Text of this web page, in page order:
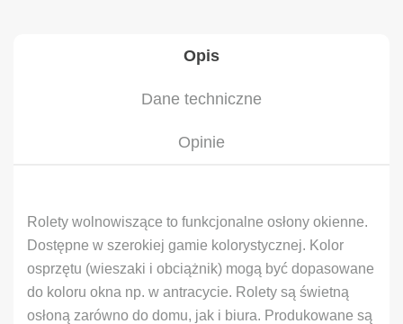
Opis
Dane techniczne
Opinie
Rolety wolnowiszące to funkcjonalne osłony okienne.
Dostępne w szerokiej gamie kolorystycznej. Kolor
osprzętu (wieszaki i obciążnik) mogą być dopasowane
do koloru okna np. w antracycie. Rolety są świetną
osłoną zarówno do domu, jak i biura. Produkowane są